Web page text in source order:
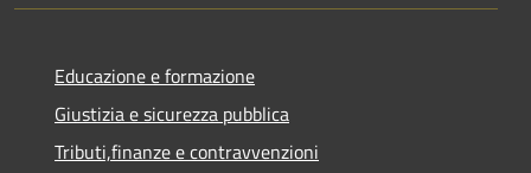
Educazione e formazione
Giustizia e sicurezza pubblica
Tributi,finanze e contravvenzioni